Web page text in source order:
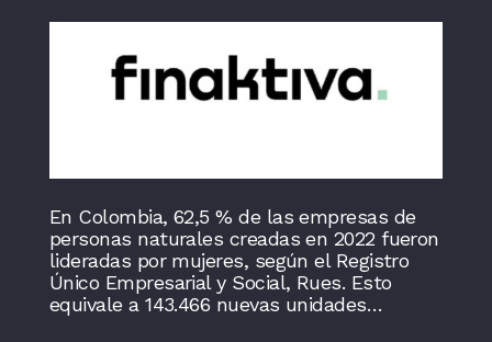
En Colombia, 62,5 % de las empresas de
personas naturales creadas en 2022 fueron
lideradas por mujeres, según el Registro
Único Empresarial y Social, Rues. Esto
equivale a 143.466 nuevas unidades…